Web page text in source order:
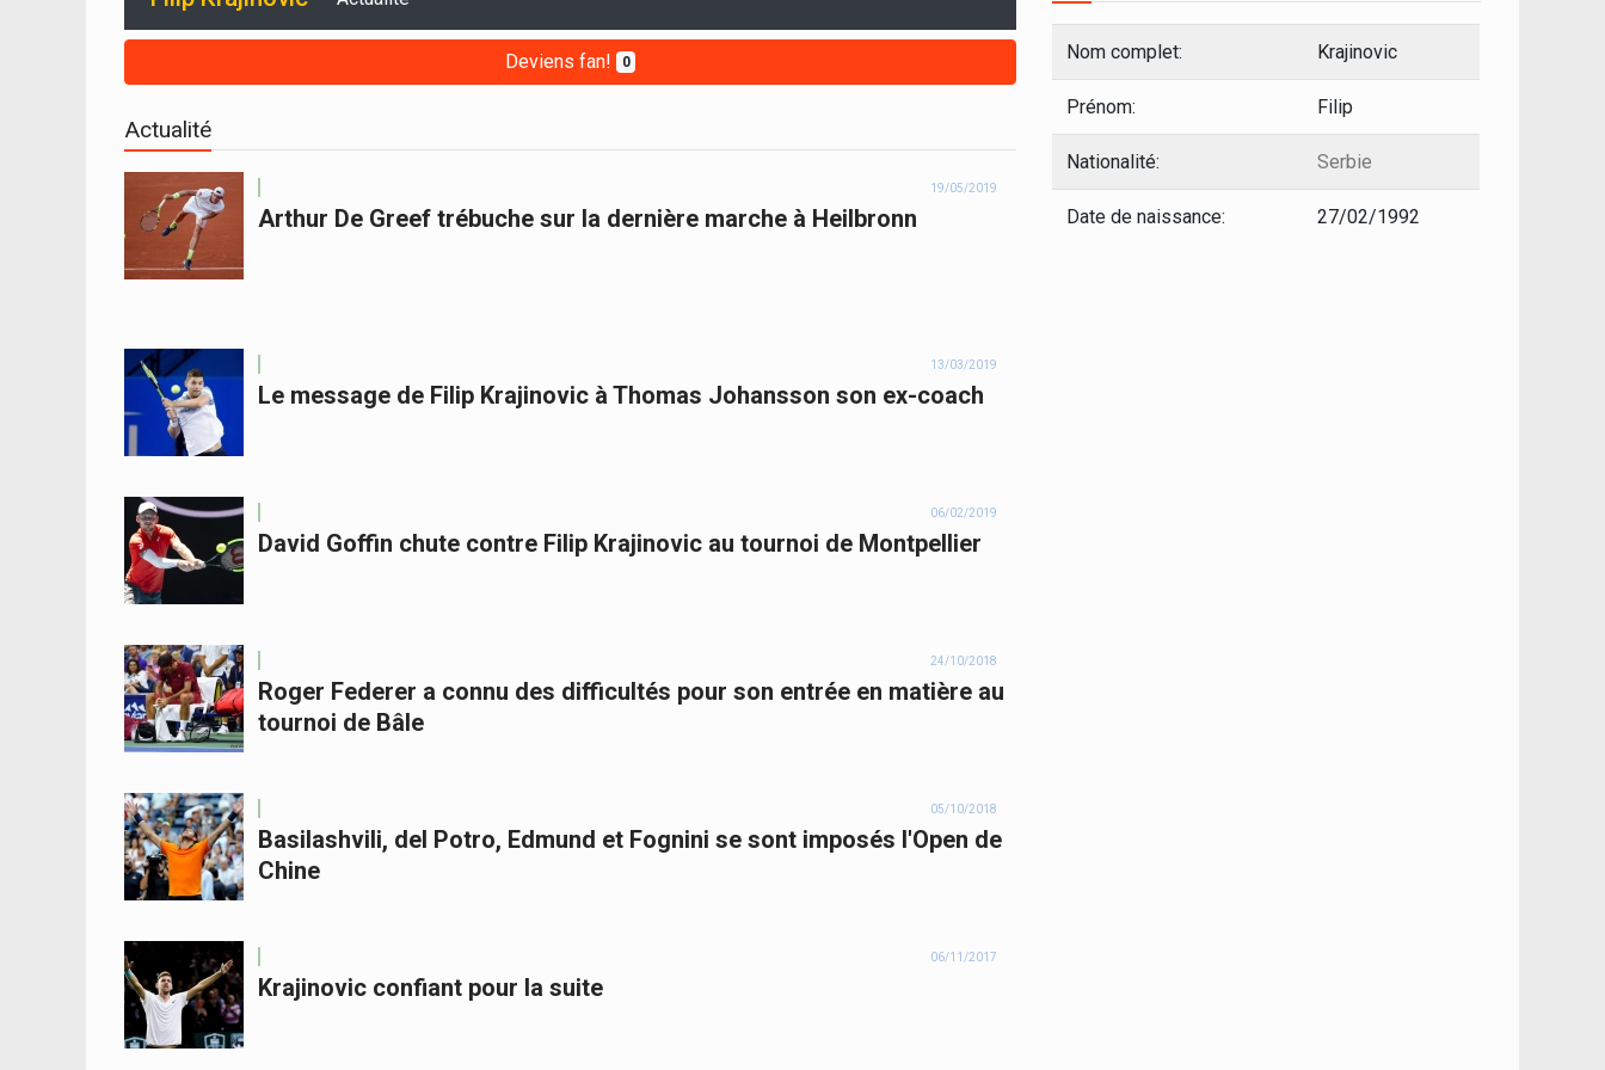
Deviens fan! 0
Actualité
19/05/2019
Arthur De Greef trébuche sur la dernière marche à Heilbronn
13/03/2019
Le message de Filip Krajinovic à Thomas Johansson son ex-coach
06/02/2019
David Goffin chute contre Filip Krajinovic au tournoi de Montpellier
24/10/2018
Roger Federer a connu des difficultés pour son entrée en matière au
tournoi de Bâle
05/10/2018
Basilashvili, del Potro, Edmund et Fognini se sont imposés l'Open de
Chine
06/11/2017
Krajinovic confiant pour la suite
Nom complet: Krajinovic
Prénom: Filip
Nationalité: Serbie
Date de naissance: 27/02/1992